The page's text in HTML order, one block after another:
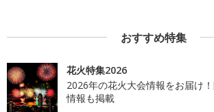
おすすめ特集
花火特集2026
2026年の花火大会情報をお届け
情報も掲載